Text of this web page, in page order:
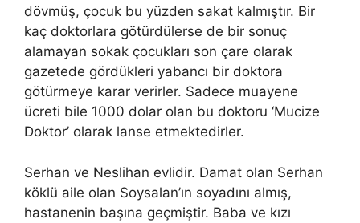
dövmüş, çocuk bu yüzden sakat kalmıştır. Bir
kaç doktorlara götürdülerse de bir sonuç
alamayan sokak çocukları son çare olarak
gazetede gördükleri yabancı bir doktora
götürmeye karar verirler. Sadece muayene
ücreti bile 1000 dolar olan bu doktoru ‘Mucize
Doktor’ olarak lanse etmektedirler.
Serhan ve Neslihan evlidir. Damat olan Serhan
köklü aile olan Soysalan’ın soyadını almış,
hastanenin başına geçmiştir. Baba ve kızı